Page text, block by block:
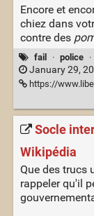
Encore et
chiez dans
contre des
fail · police ·
January 29,
https://www.liberation.fr/
Socle
Wikipédia
Que des trucs
rappeler qu'il